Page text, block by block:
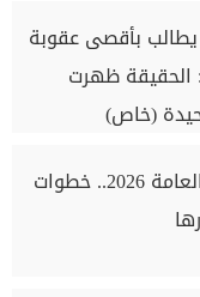
بأقصى عقوبة
الحقيقة ظهرت
(خاص)
نتيجة تظلمات الثانوية العامة 2026.. خطوات